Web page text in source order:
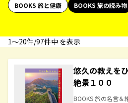
BOOKS 旅と健康
BOOKS 旅の読み物
1〜20件/97件中 を表示
悠久の教えを
絶景１００
BOOKS 旅の名言＆